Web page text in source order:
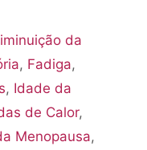
da
, Fadiga,
, Idade da
de Calor,
Menopausa,